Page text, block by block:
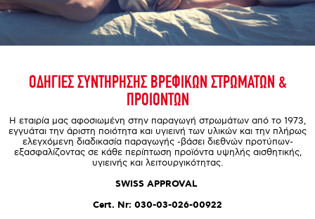
ΟΔΗΓΙΕΣ ΣΥΝΤΗΡΗΣΗΣ ΒΡΕΦΙΚΩΝ ΣΤΡΩΜΑΤΩΝ &
ΠΡΟΙΟΝΤΩΝ
Η εταιρία μας αφοσιωμένη στην παραγωγή στρωμάτων από το 1973,
εγγυάται την άριστη ποιότητα και υγιεινή των υλικών και την πλήρως
ελεγχόμενη διαδικασία παραγωγής -βάσει διεθνών προτύπων-
εξασφαλίζοντας σε κάθε περίπτωση προϊόντα υψηλής αισθητικής,
υγιεινής και λειτουργικότητας.
SWISS APPROVAL
Cert. Nr: 030-03-026-00922